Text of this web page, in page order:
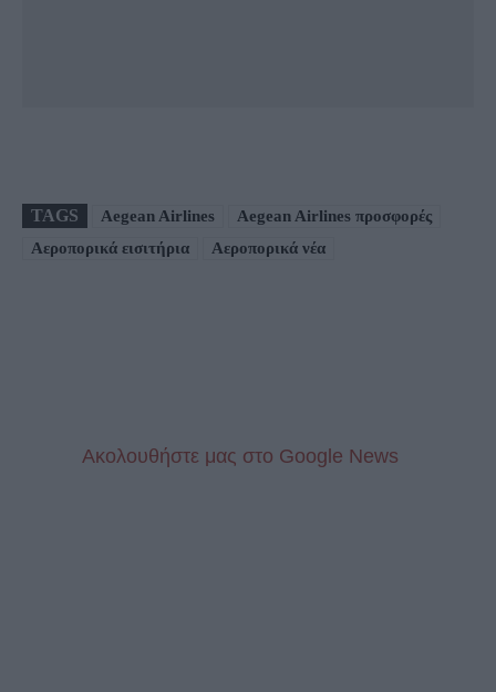
TAGS Aegean Airlines
Aegean Airlines προσφορές
Αεροπορικά εισιτήρια
Αεροπορικά νέα
Aκολουθήστε μας στo Google News